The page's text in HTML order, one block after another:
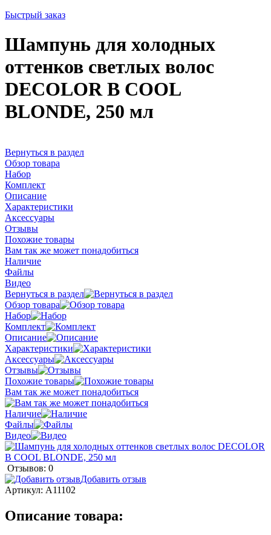
Быстрый заказ
Шампунь для холодных
оттенков светлых волос
DECOLOR B COOL
BLONDE, 250 мл
Вернуться в раздел
Обзор товара
Набор
Комплект
Описание
Характеристики
Аксессуары
Отзывы
Похожие товары
Вам так же может понадобиться
Наличие
Файлы
Видео
Вернуться в раздел
Обзор товара
Набор
Комплект
Описание
Характеристики
Аксессуары
Отзывы
Похожие товары
Вам так же может понадобиться
Наличие
Файлы
Видео
Отзывов: 0
Добавить отзыв
Артикул: A11102
Описание товара: